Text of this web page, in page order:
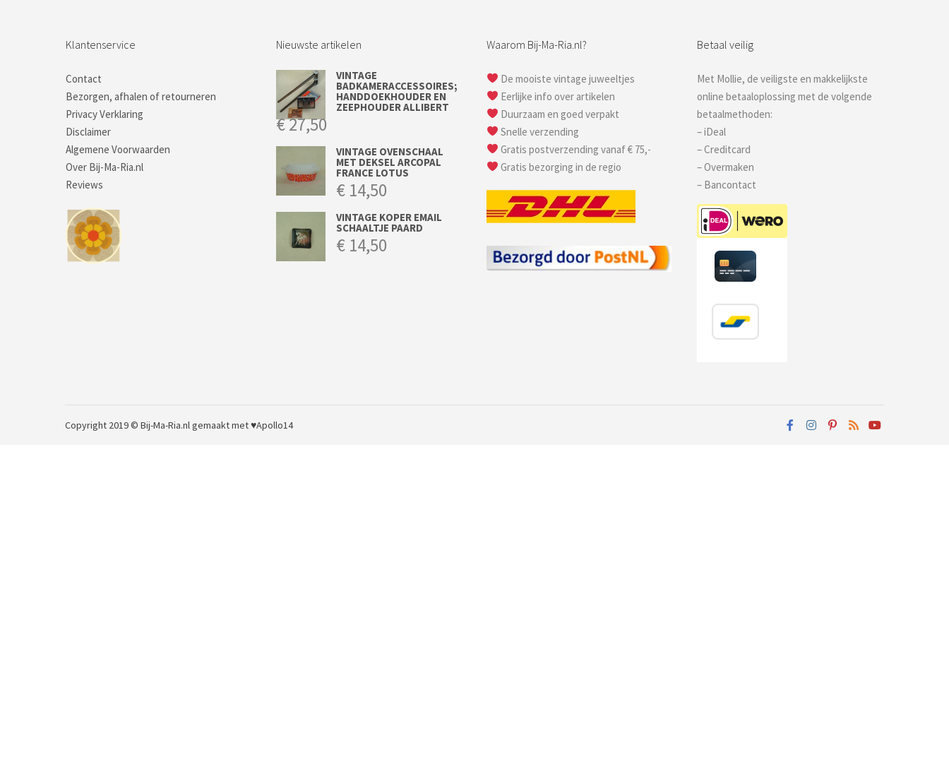
Klantenservice
Contact
Bezorgen, afhalen of retourneren
Privacy Verklaring
Disclaimer
Algemene Voorwaarden
Over Bij-Ma-Ria.nl
Reviews
Nieuwste artikelen
VINTAGE
BADKAMERACCESSOIRES;
HANDDOEKHOUDER EN
ZEEPHOUDER ALLIBERT
€27,50
VINTAGE OVENSCHAAL
MET DEKSEL ARCOPAL
FRANCE LOTUS
€ 14,50
VINTAGE KOPER EMAIL
SCHAALTJE PAARD
€ 14,50
Waarom Bij-Ma-Ria.nl?
De mooiste vintage juweeltjes
Eerlijke info over artikelen
Duurzaam en goed verpakt
Snelle verzending
Gratis postverzending vanaf € 75,-
Gratis bezorging in de regio
Betaal veilig
Met Mollie, de veiligste en makkelijkste
online betaaloplossing met de volgende
betaalmethoden:
– iDeal
– Creditcard
– Overmaken
– Bancontact
Copyright 2019 © Bij-Ma-Ria.nlgemaakt met ♥Apollo14